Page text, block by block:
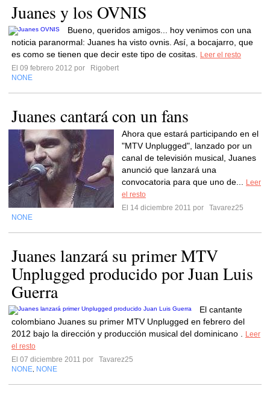
Juanes y los OVNIS
Bueno, queridos amigos... hoy venimos con una
noticia paranormal: Juanes ha visto ovnis. Así, a bocajarro, que
es como se tienen que decir este tipo de cositas.
Leer el resto
El 09 febrero 2012 por
Rigobert
NONE
Juanes cantará con un fans
Ahora que estará participando en el
"MTV Unplugged", lanzado por un
canal de televisión musical, Juanes
anunció que lanzará una
convocatoria para que uno de...
Leer
el resto
El 14 diciembre 2011 por
Tavarez25
NONE
Juanes lanzará su primer MTV
Unplugged producido por Juan Luis
Guerra
El cantante
colombiano Juanes su primer MTV Unplugged en febrero del
2012 bajo la dirección y producción musical del dominicano .
Leer
el resto
El 07 diciembre 2011 por
Tavarez25
NONE NONE